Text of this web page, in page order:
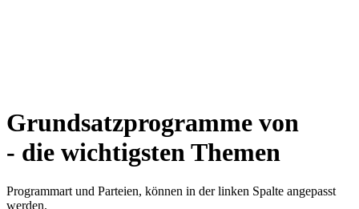
Grundsatzprogramme von
- die wichtigsten Themen
Programmart und Parteien, können in der linken Spalte angepasst
werden.